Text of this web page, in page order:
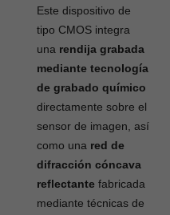
Este dispositivo de
tipo CMOS integra
una rendija grabada
mediante tecnología
de grabado químico
directamente sobre el
sensor de imagen, así
como una red de
difracción cóncava
reflectante fabricada
mediante técnicas de